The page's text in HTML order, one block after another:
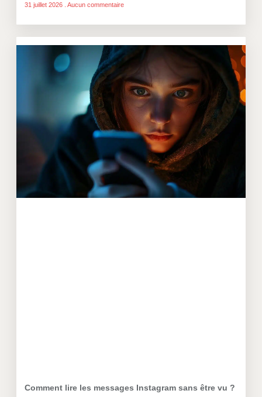
31 juillet 2026 Aucun commentaire
Comment lire les messages Instagram sans être vu ?